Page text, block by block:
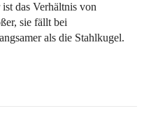
das Verhältnis von
sie fällt bei
als die Stahlkugel.